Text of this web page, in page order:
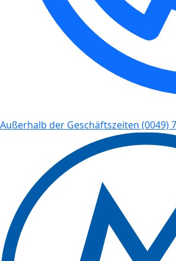
Außerhalb der Geschäftszeiten (0049)